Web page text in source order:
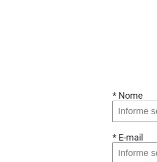
* Nome
* E-mail